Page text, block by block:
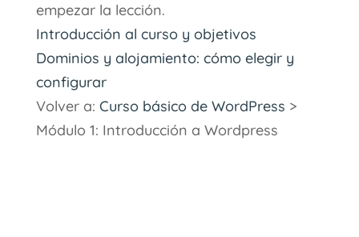
empezar la lección.
Introducción al curso y objetivos
Dominios y alojamiento: cómo elegir y
configurar
Volver a: Curso básico de WordPress >
Módulo 1: Introducción a Wordpress